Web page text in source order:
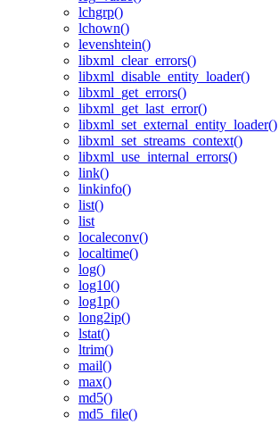
lchgrp()
lchown()
levenshtein()
libxml_clear_errors()
libxml_disable_entity_loader()
libxml_get_errors()
libxml_get_last_error()
libxml_set_external_entity_loader()
libxml_set_streams_context()
libxml_use_internal_errors()
link()
linkinfo()
list()
list
localeconv()
localtime()
log()
log10()
log1p()
long2ip()
lstat()
ltrim()
mail()
max()
md5()
md5_file()